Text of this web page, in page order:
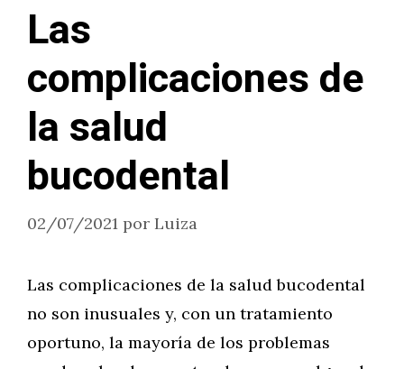
Las
complicaciones de
la salud
bucodental
02/07/2021 por Luiza
Las complicaciones de la salud bucodental
no son inusuales y, con un tratamiento
oportuno, la mayoría de los problemas